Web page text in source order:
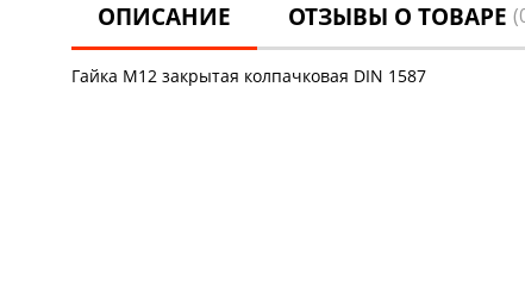
ОПИСАНИЕ ОТЗЫВЫ О ТОВАРЕ
Гайка М12 закрытая колпачковая DIN 1587